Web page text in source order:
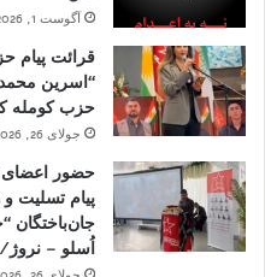
آگوست 1, 2026
قرائت پیام
“اسرین
حزب کومله
جولای 26, 2026
حضور اعضای
پیام تسلیت
جان‌باختگان
اُسلو –